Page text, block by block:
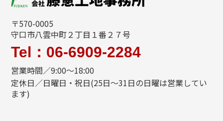
〒570-0005
守口市八雲中町２丁目１番２７号
Tel：06-6909-2284
営業時間／9:00～18:00
定休日／日曜日・祝日(25日～31日の日曜は営業してい
ます)